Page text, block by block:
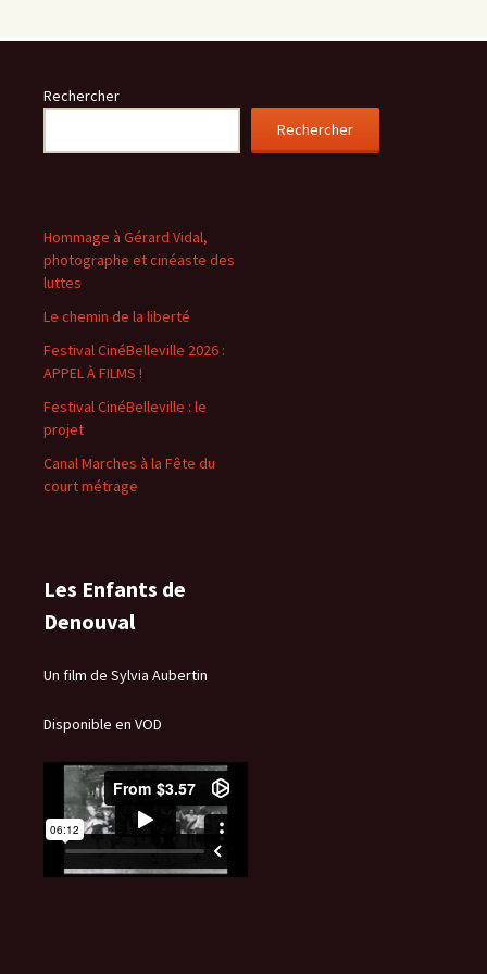
Rechercher
Rechercher
Hommage à Gérard Vidal,
photographe et cinéaste des
luttes
Le chemin de la liberté
Festival CinéBelleville 2026 :
APPEL À FILMS !
Festival CinéBelleville : le
projet
Canal Marches à la Fête du
court métrage
Les Enfants de
Denouval
Un film de Sylvia Aubertin
Disponible en VOD